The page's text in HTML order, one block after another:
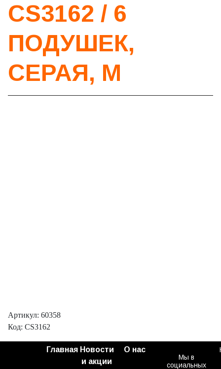
CS3162 / 6
ПОДУШЕК,
СЕРАЯ, М
Артикул: 60358
Код: CS3162
Главная Новости
и акции
О нас
Мы в
социальных